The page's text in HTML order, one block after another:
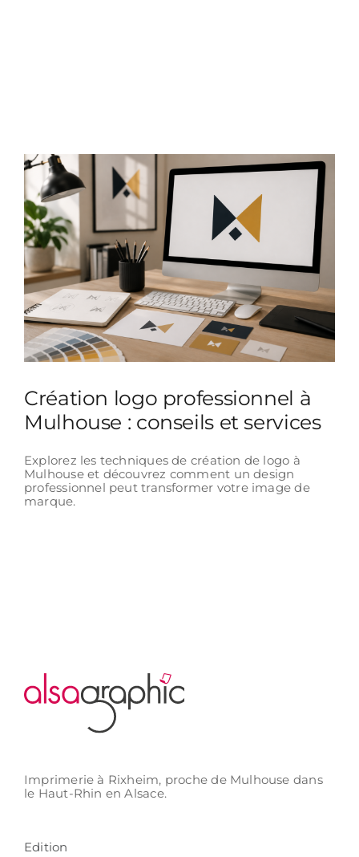
Création logo professionnel à
Mulhouse : conseils et services
Explorez les techniques de création de logo à
Mulhouse et découvrez comment un design
professionnel peut transformer votre image de
marque.
Imprimerie à Rixheim, proche de Mulhouse dans
le Haut-Rhin en Alsace.
Edition